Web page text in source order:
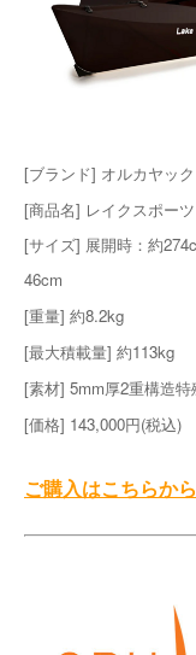
[ブランド] オルカヤック
[商品名] レイクスポー
[サイズ] 展開時：約
46cm
[重量] 約8.2kg
[最大積載量] 約113kg
[素材] 5mm厚2重構造
[価格] 143,000円(税込)
ご購入はこちらから